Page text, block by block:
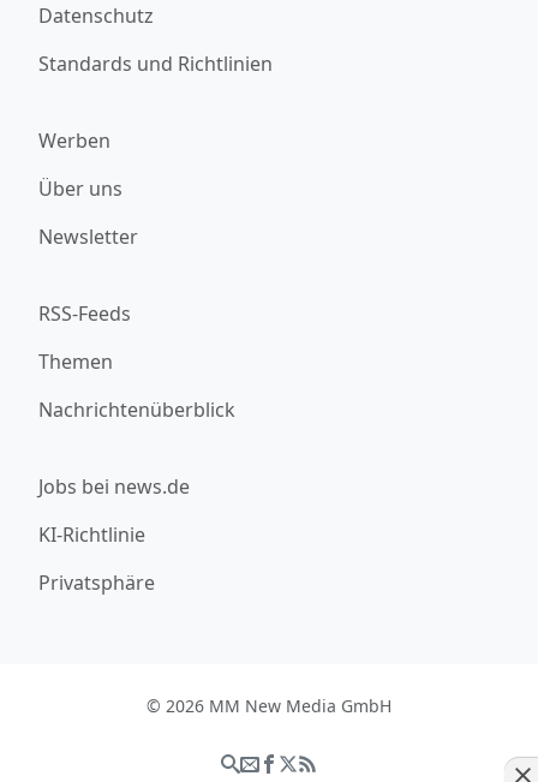
Datenschutz
Standards und Richtlinien
Werben
Über uns
Newsletter
RSS-Feeds
Themen
Nachrichtenüberblick
Jobs bei news.de
KI-Richtlinie
Privatsphäre
© 2026 MM New Media GmbH